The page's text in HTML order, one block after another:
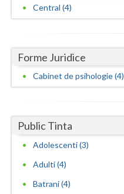
Vaslui
Central (4)
Forme Juridice
Cabinet de psihologie (4)
Public Tinta
Adolescenti (3)
Adulti (4)
Batrani (4)